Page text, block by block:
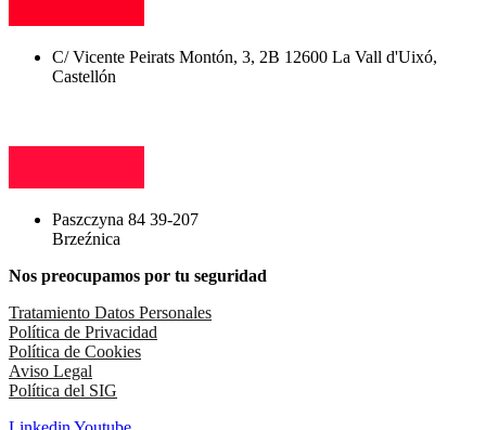
C/ Vicente Peirats Montón, 3, 2B 12600 La Vall d'Uixó,
Castellón
Paszczyna 84 39-207
Brzeźnica
Nos preocupamos por tu seguridad
Tratamiento Datos Personales
Política de Privacidad
Política de Cookies
Aviso Legal
Política del SIG